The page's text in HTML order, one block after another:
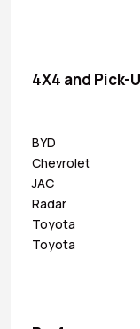
4X4 and Pick-
BYD
Chevrolet
JAC
Radar
Toyota
Toyota